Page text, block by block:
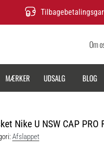
Om
MÆRKER UDSALG BLOG
Nike U NSW CAP PRO
Afslappet